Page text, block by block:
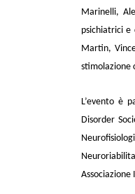
Marinelli,
psichiatrici e
Martin,
stimolazione
L’evento è
Disorder
Associazione